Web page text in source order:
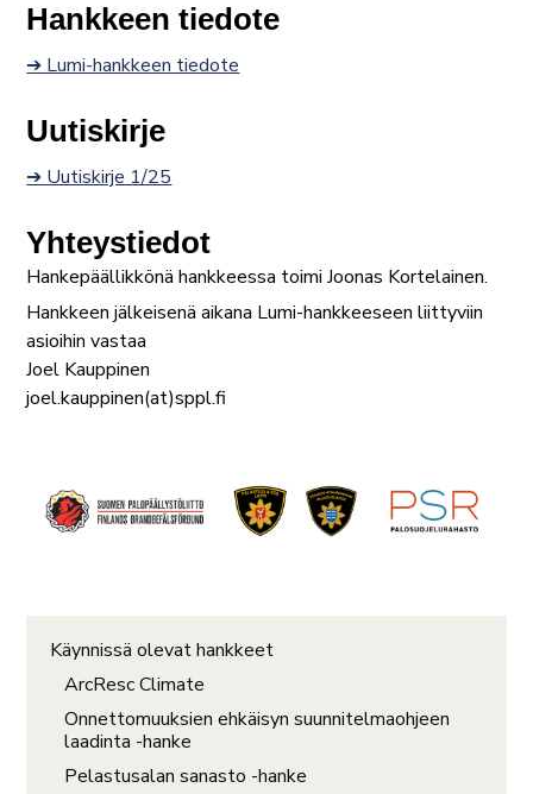
Hankkeen tiedote
➔ Lumi-hankkeen tiedote
Uutiskirje
➔ Uutiskirje 1/25
Yhteystiedot
Hankepäällikkönä hankkeessa toimi Joonas Kortelainen.
Hankkeen jälkeisenä aikana Lumi-hankkeeseen liittyviin
asioihin vastaa
Joel Kauppinen
joel.kauppinen(at)sppl.fi
Käynnissä olevat hankkeet
ArcResc Climate
Onnettomuuksien ehkäisyn suunnitelmaohjeen
laadinta -hanke
Pelastusalan sanasto -hanke